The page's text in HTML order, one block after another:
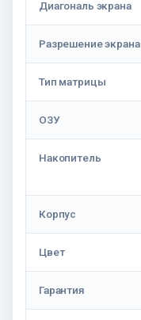
Диагональ экрана
Разрешение экрана
Тип матрицы
ОЗУ
Накопитель
Корпус
Цвет
Гарантия